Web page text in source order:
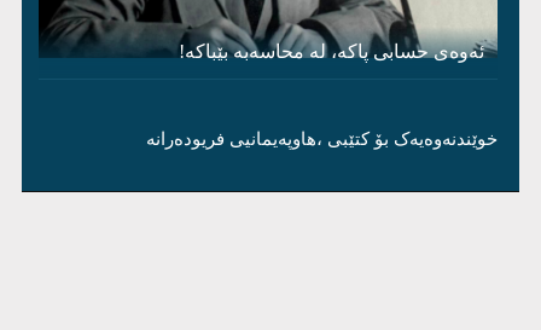
ئەوەی حسابی پاکە، لە محاسەبە بێباکە!
خوێندنەوەیەک بۆ کتێبی ،هاوپەیمانیی فریودەرانە